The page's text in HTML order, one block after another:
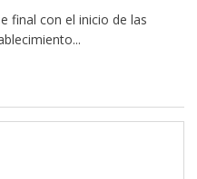
final con el inicio de las